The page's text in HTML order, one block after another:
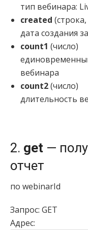
тип вебинара:
created
дата создания
count1 (число)
вебинара
count2(число)
длительность
2. get —
отчет
по webinarId
Запрос: GET
Адрес: